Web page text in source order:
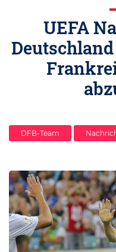
UEFA
DFB-Team